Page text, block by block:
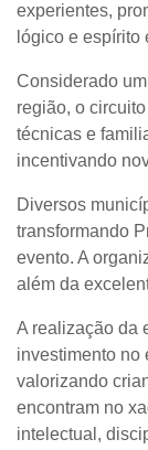
experientes,
lógico e espírito
Considerado
região, o
técnicas e
incentivando
Diversos
transformando
evento. A
além da
A realização da
investimento no
valorizando
encontram no
intelectual,